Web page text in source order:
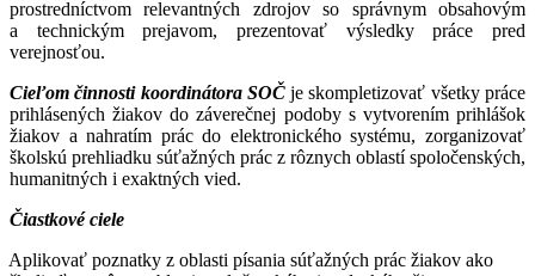
prostredníctvom relevantných zdrojov so správnym obsahovým
a technickým prejavom, prezentovať výsledky práce pred
verejnosťou.
Cieľom činnosti koordinátora SOČje skompletizovať všetky práce
prihlásených žiakov do záverečnej podoby s vytvorením prihlášok
žiakov a nahratím prác do elektronického systému, zorganizovať
školskú prehliadku súťažných prác z rôznych oblastí spoločenských,
humanitných i exaktných vied.
Čiastkové ciele
Aplikovať poznatky z oblasti písania súťažných prác žiakov ako